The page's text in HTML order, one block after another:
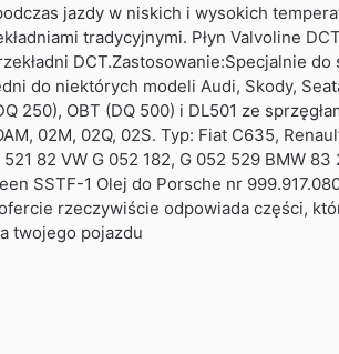
jazdy w niskich i wysokich
tradycyjnymi. Płyn Valvoline
DCT.Zastosowanie:Specjalnie
do niektórych modeli Audi, Skody,
250), OBT (DQ 500) i DL501 ze
02M, 02Q, 02S. Typ: Fiat C635,
82 VW G 052 182, G 052 529 BMW
SSTF-1 Olej do Porsche nr
rzeczywiście odpowiada części,
twojego pojazdu